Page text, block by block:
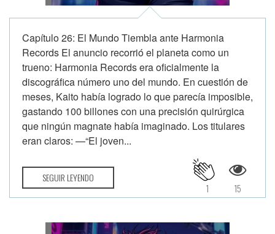
Capítulo 26: El Mundo Tiembla ante Harmonia
Records El anuncio recorrió el planeta como un
trueno: Harmonia Records era oficialmente la
discográfica número uno del mundo. En cuestión de
meses, Kaito había logrado lo que parecía imposible,
gastando 100 billones con una precisión quirúrgica
que ningún magnate había imaginado. Los titulares
eran claros: —“El joven...
SEGUIR LEYENDO
15
1